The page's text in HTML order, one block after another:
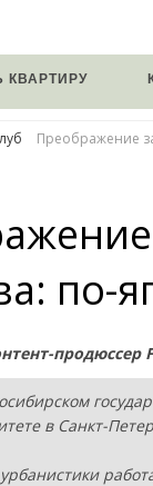
КВАРТИРУ
Преображение
по-
продюссер
в Санкт-